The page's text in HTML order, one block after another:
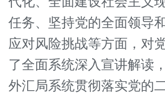
任务、坚持党的全面领导
应对风险挑战等方面，对
了全面系统深入宣讲解读
外汇局系统贯彻落实党的